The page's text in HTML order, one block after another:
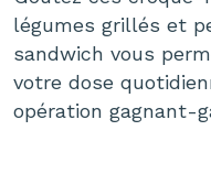
légumes grillés et
sandwich vous
votre dose
opération gagnant-